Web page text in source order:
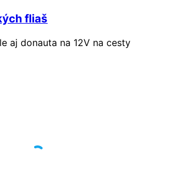
fliaš
aj donauta na 12V na cesty